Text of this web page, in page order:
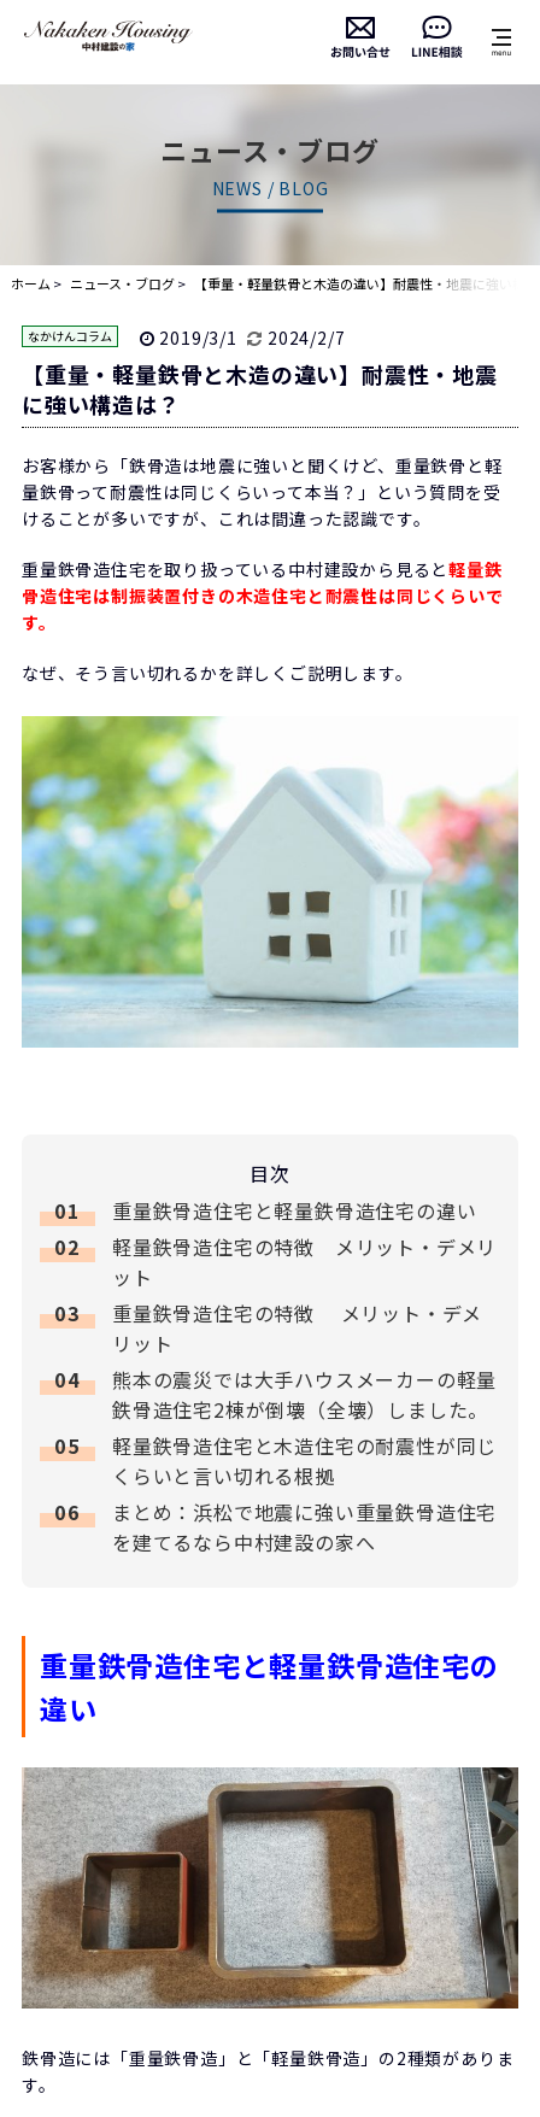
ニュース・ブログ
NEWS / BLOG
ホーム ニュース・ブログ
【重量・軽量鉄骨と木造の違い】耐震性・地震に強い構
なかけんコラム 2019/3/1 2024/2/7
【重量・軽量鉄骨と木造の違い】耐震性・地震
に強い構造は？
お客様から「鉄骨造は地震に強いと聞くけど、重量鉄骨と軽
量鉄骨って耐震性は同じくらいって本当？」という質問を受
けることが多いですが、これは間違った認識です。
重量鉄骨造住宅を取り扱っている中村建設から見ると軽量鉄
骨造住宅は制振装置付きの木造住宅と耐震性は同じくらいで
す。
なぜ、そう言い切れるかを詳しくご説明します。
目次
1
重量鉄骨造住宅と軽量鉄骨造住宅の違い
2
軽量鉄骨造住宅の特徴 メリット・デメリ
ット
3
重量鉄骨造住宅の特徴 メリット・デメ
リット
4
熊本の震災では大手ハウスメーカーの軽量
鉄骨造住宅2棟が倒壊（全壊）しました。
5
軽量鉄骨造住宅と木造住宅の耐震性が同じ
くらいと言い切れる根拠
6
まとめ：浜松で地震に強い重量鉄骨造住宅
を建てるなら中村建設の家へ
重量鉄骨造住宅と軽量鉄骨造住宅の
違い
鉄骨造には「重量鉄骨造」と「軽量鉄骨造」の2種類がありま
す。